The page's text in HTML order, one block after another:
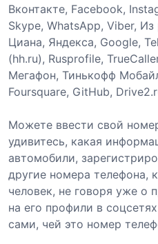
Вконтакте, Facebook,
Skype, WhatsApp, Viber,
Циана, Яндекса, Google,
(hh.ru), Rusprofile,
Мегафон, Тинькофф
Foursquare, GitHub,
Можете ввести свой
удивитесь, какая
автомобили,
другие номера телефона,
человек, не говоря уже о
на его профили в
сами, чей это номер